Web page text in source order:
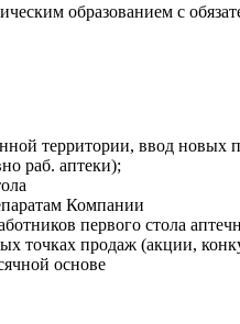
образованием с
территории, ввод новых
раб. аптеки);
Компании
первого стола
точках продаж (акции,
основе